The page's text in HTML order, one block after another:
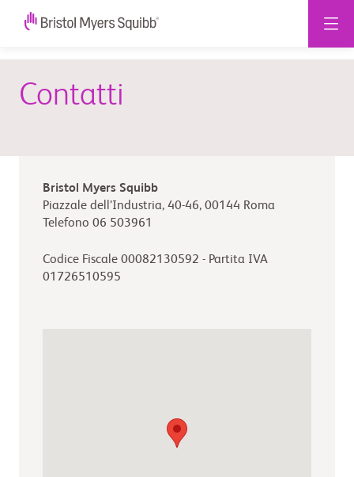
Contatti
Bristol Myers Squibb
Piazzale dell’Industria, 40-46, 00144 Roma
Telefono 06 503961
Codice Fiscale 00082130592 - Partita IVA
01726510595